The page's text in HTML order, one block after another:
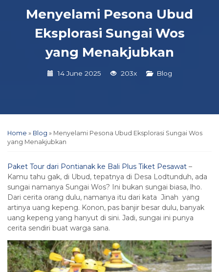
Menyelami Pesona Ubud
Eksplorasi Sungai Wos
yang Menakjubkan
14 June 2025 203x Blog
Home » Blog » Menyelami Pesona Ubud Eksplorasi Sungai Wos
yang Menakjubkan
Paket Tour dari Pontianak ke Bali Plus Tiket Pesawat –
Kamu tahu gak, di Ubud, tepatnya di Desa Lodtunduh, ada
sungai namanya Sungai Wos? Ini bukan sungai biasa, lho.
Dari cerita orang dulu, namanya itu dari kata Jinah yang
artinya uang kepeng. Konon, pas banjir besar dulu, banyak
uang kepeng yang hanyut di sini. Jadi, sungai ini punya
cerita sendiri buat warga sana.